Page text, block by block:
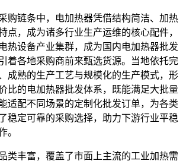
购链条中，电加热器凭借结构简洁、加热
点，成为诸多行业生产运维的核心配件，
热设备产业集群，成为国内电加热器批发
着各地采购商前来甄选货源。当地依托完
成熟的生产工艺与规模化的生产模式，形
比的电加热器批发体系，既能满足大批量
适配不同场景的定制化批发订单，为各类
稳定可靠的采购选择，助力下游行业平稳
。
类丰富，覆盖了市面上主流的工业加热需